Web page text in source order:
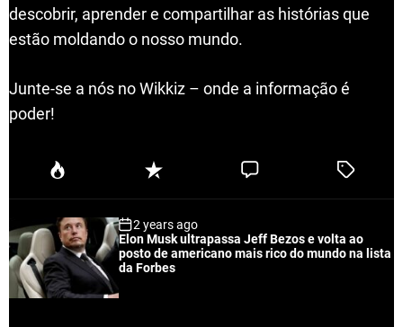
descobrir, aprender e compartilhar as histórias que
estão moldando o nosso mundo.
Junte-se a nós no Wikkiz – onde a informação é
poder!
P
u
a
r
R
e
n
t
C
e
T
e
2 years ago
Elon Musk ultrapassa Jeff Bezos e volta ao
posto de americano mais rico do mundo na lista
da Forbes